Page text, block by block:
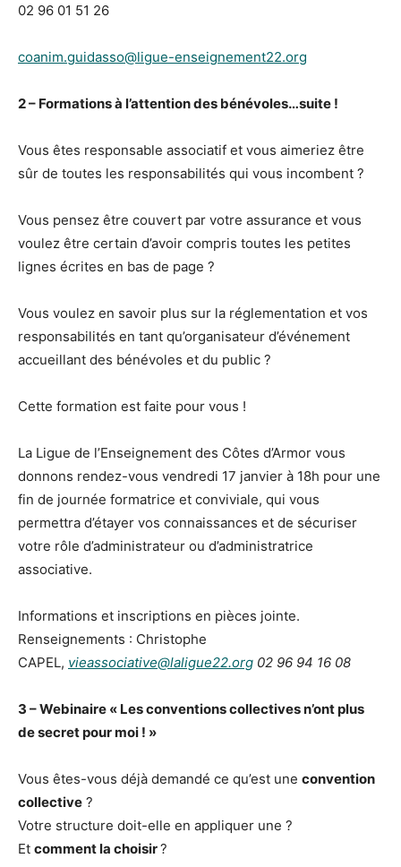
02 96 01 51 26
coanim.guidasso@ligue-enseignement22.org
2 – Formations à l’attention des bénévoles…suite !
Vous êtes responsable associatif et vous aimeriez être
sûr de toutes les responsabilités qui vous incombent ?
Vous pensez être couvert par votre assurance et vous
voulez être certain d’avoir compris toutes les petites
lignes écrites en bas de page ?
Vous voulez en savoir plus sur la réglementation et vos
responsabilités en tant qu’organisateur d’événement
accueillant des bénévoles et du public ?
Cette formation est faite pour vous !
La Ligue de l’Enseignement des Côtes d’Armor vous
donnons rendez-vous vendredi 17 janvier à 18h pour une
fin de journée formatrice et conviviale, qui vous
permettra d’étayer vos connaissances et de sécuriser
votre rôle d’administrateur ou d’administratrice
associative.
Informations et inscriptions en pièces jointe.
Renseignements : Christophe
CAPEL, vieassociative@laligue22.org 02 96 94 16 08
3 – Webinaire « Les conventions collectives n’ont plus
de secret pour moi ! »
Vous êtes-vous déjà demandé ce qu’est une convention
collective ?
Votre structure doit-elle en appliquer une ?
Et comment la choisir?